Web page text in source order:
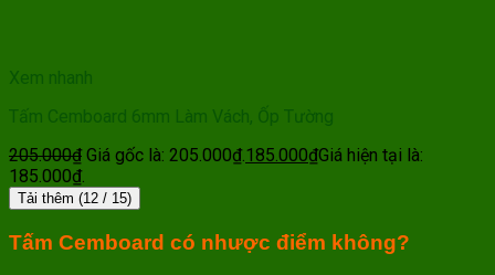
Xem nhanh
Tấm Cemboard 6mm Làm Vách, Ốp Tường
205.000₫ Giá gốc là: 205.000₫.185.000₫Giá hiện tại là:
185.000₫.
Tải thêm (12 / 15)
Tấm Cemboard có nhược điểm không?